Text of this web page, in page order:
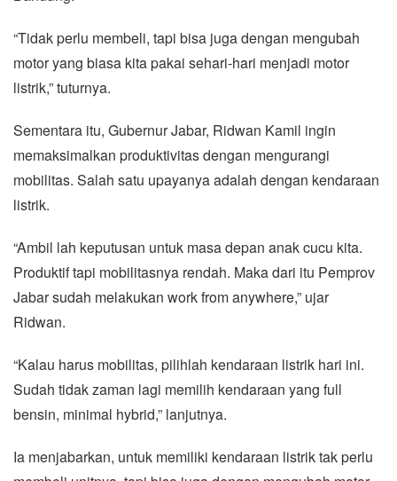
“Tidak perlu membeli, tapi bisa juga dengan mengubah
motor yang biasa kita pakai sehari-hari menjadi motor
listrik,” tuturnya.
Sementara itu, Gubernur Jabar, Ridwan Kamil ingin
memaksimalkan produktivitas dengan mengurangi
mobilitas. Salah satu upayanya adalah dengan kendaraan
listrik.
“Ambil lah keputusan untuk masa depan anak cucu kita.
Produktif tapi mobilitasnya rendah. Maka dari itu Pemprov
Jabar sudah melakukan work from anywhere,” ujar
Ridwan.
“Kalau harus mobilitas, pilihlah kendaraan listrik hari ini.
Sudah tidak zaman lagi memilih kendaraan yang full
bensin, minimal hybrid,” lanjutnya.
Ia menjabarkan, untuk memiliki kendaraan listrik tak perlu